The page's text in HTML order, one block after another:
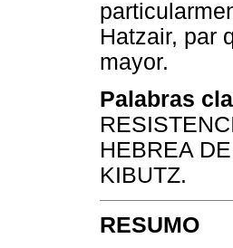
Hatzair, par
mayor.
Palabras
HEBREA
KIBUTZ.
RESUMO